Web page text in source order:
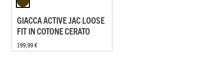
GIACCA ACTIVE JAC LOOSE
FIT IN COTONE CERATO
199,99 €